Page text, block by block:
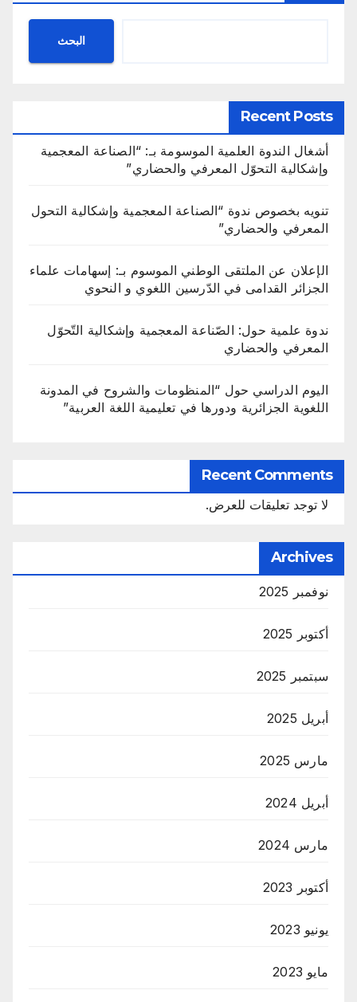
البحث
Recent Posts
أشغال الندوة العلمية الموسومة بـ: “الصناعة المعجمية
وإشكالية التحوّل المعرفي والحضاري”
تنويه بخصوص ندوة “الصناعة المعجمية وإشكالية التحول
المعرفي والحضاري”
الإعلان عن الملتقى الوطني الموسوم بـ: إسهامات علماء
الجزائر القدامى في الدّرسين اللغوي و النحوي
ندوة علمية حول: الصّناعة المعجمية وإشكالية التّحوّل
المعرفي والحضاري
اليوم الدراسي حول “المنظومات والشروح في المدونة
اللغوية الجزائرية ودورها في تعليمية اللغة العربية”
Recent Comments
لا توجد تعليقات للعرض.
Archives
نوفمبر 2025
أكتوبر 2025
سبتمبر 2025
أبريل 2025
مارس 2025
أبريل 2024
مارس 2024
أكتوبر 2023
يونيو 2023
مايو 2023